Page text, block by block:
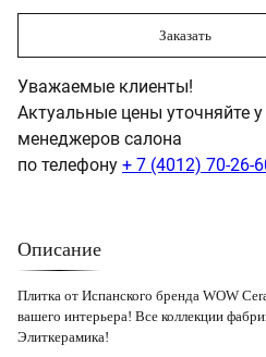
Заказать
Уважаемые клиенты!
Актуальные цены уточняйте у
менеджеров салона
по телефону + 7 (4012) 70-26-
Описание
Плитка от Испанского бренда WOW
вашего интерьера! Все коллекции
Элиткерамика!